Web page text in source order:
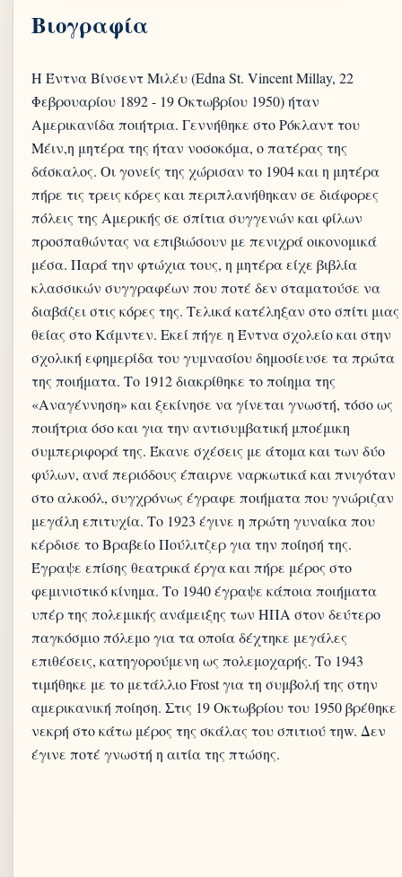
Βιογραφία
Η Έντνα Βίνσεντ Μιλέυ (Edna St. Vincent Millay, 22
Φεβρουαρίου 1892 - 19 Οκτωβρίου 1950) ήταν
Αμερικανίδα ποιήτρια. Γεννήθηκε στο Ρόκλαντ του
Μέιν,η μητέρα της ήταν νοσοκόμα, ο πατέρας της
δάσκαλος. Οι γονείς της χώρισαν το 1904 και η μητέρα
πήρε τις τρεις κόρες και περιπλανήθηκαν σε διάφορες
πόλεις της Αμερικής σε σπίτια συγγενών και φίλων
προσπαθώντας να επιβιώσουν με πενιχρά οικονομικά
μέσα. Παρά την φτώχια τους, η μητέρα είχε βιβλία
κλασσικών συγγραφέων που ποτέ δεν σταματούσε να
διαβάζει στις κόρες της. Τελικά κατέληξαν στο σπίτι μιας
θείας στο Κάμντεν. Εκεί πήγε η Έντνα σχολείο και στην
σχολική εφημερίδα του γυμνασίου δημοσίευσε τα πρώτα
της ποιήματα. Τo 1912 διακρίθηκε το ποίημα της
«Αναγέννηση» και ξεκίνησε να γίνεται γνωστή, τόσο ως
ποιήτρια όσο και για την αντισυμβατική μποέμικη
συμπεριφορά της. Έκανε σχέσεις με άτομα και των δύο
φύλων, ανά περιόδους έπαιρνε ναρκωτικά και πνιγόταν
στο αλκοόλ, συγχρόνως έγραφε ποιήματα που γνώριζαν
μεγάλη επιτυχία. Το 1923 έγινε η πρώτη γυναίκα που
κέρδισε το Βραβείο Πούλιτζερ για την ποίησή της.
Έγραψε επίσης θεατρικά έργα και πήρε μέρος στο
φεμινιστικό κίνημα. Το 1940 έγραψε κάποια ποιήματα
υπέρ της πολεμικής ανάμειξης των ΗΠΑ στον δεύτερο
παγκόσμιο πόλεμο για τα οποία δέχτηκε μεγάλες
επιθέσεις, κατηγορούμενη ως πολεμοχαρής. Το 1943
τιμήθηκε με το μετάλλιο Frost για τη συμβολή της στην
αμερικανική ποίηση. Στις 19 Οκτωβρίου του 1950 βρέθηκε
νεκρή στο κάτω μέρος της σκάλας του σπιτιού τηw. Δεν
έγινε ποτέ γνωστή η αιτία της πτώσης.